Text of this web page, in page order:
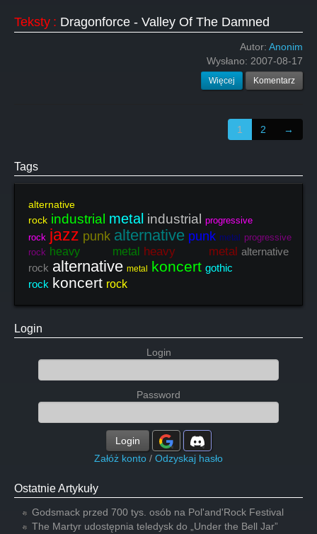
Teksty : Dragonforce - Valley Of The Damned
Autor: Anonim
Wysłano: 2007-08-17
Więcej Komentarz
1 2 →
Tags
alternative
rock industrial metal industrial
progressive
rock jazz punk alternative punk metal
progressive
rock heavy metal heavy metal alternative
rock alternative metal koncert gothic
rock koncert rock
Login
Login
Password
Login
Załóż konto / Odzyskaj hasło
Ostatnie Artykuły
Godsmack przed 700 tys. osób na Pol'and'Rock Festival
The Martyr udostępnia teledysk do „Under the Bell Jar”